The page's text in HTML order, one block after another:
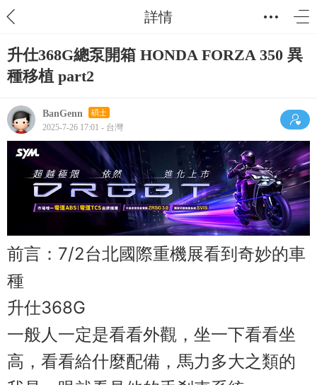
詳情
升仕368G總泵開箱 HONDA FORZA 350 異
種移植 part2
BanGenn 碩士
2025-7-26 17:01 - 台灣
前言：7/2台北國際重機展看到奇妙的車
種
升仕368G
一般人一定是看看外觀，坐一下看看坐
高，看看給什麼配備，馬力多大之類的